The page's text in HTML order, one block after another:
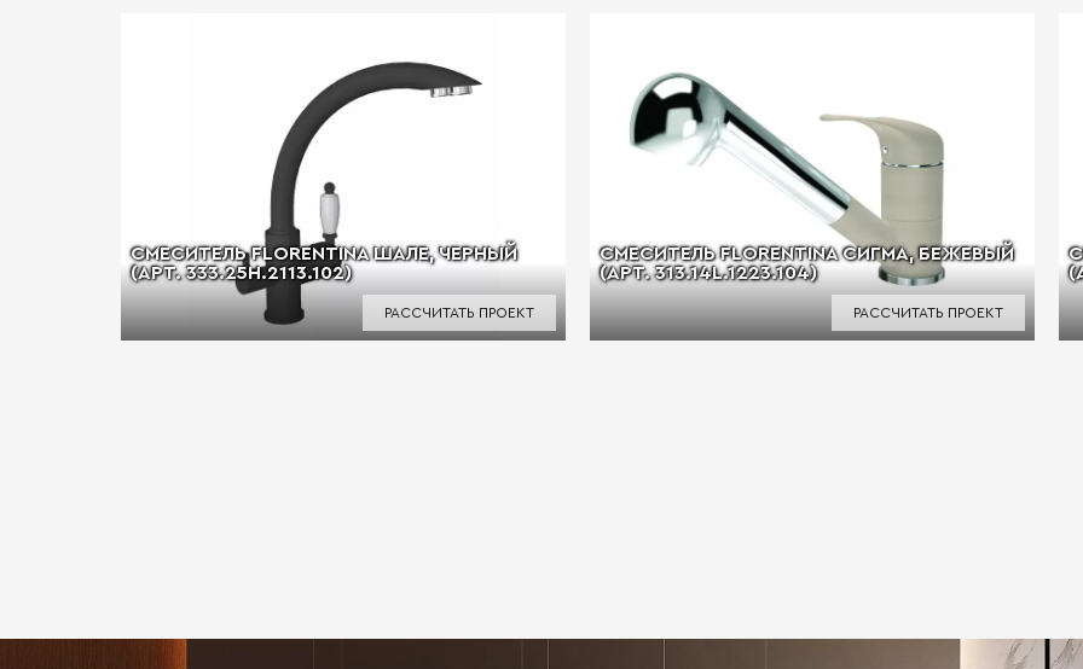
СМЕСИТЕЛЬ FLORENTINA ШАЛЕ, ЧЕРНЫЙ
(АРТ. 333.25H.2113.102)
РАССЧИТАТЬ ПРОЕКТ
СМЕСИТЕЛЬ FLORENTINA СИГМА, БЕЖЕВЫЙ
(АРТ. 313.14L.1223.104)
РАССЧИТАТЬ ПРОЕКТ